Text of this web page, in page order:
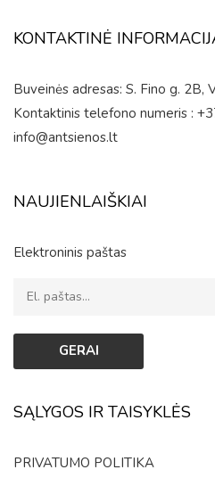
KONTAKTINĖ
Buveinės adresas: S. Fino g. 2B,
Kontaktinis telefono numeris :
info@antsienos.lt
NAUJIENLAIŠKIAI
Elektroninis paštas
SĄLYGOS IR TAISYKLĖS
PRIVATUMO POLITIKA